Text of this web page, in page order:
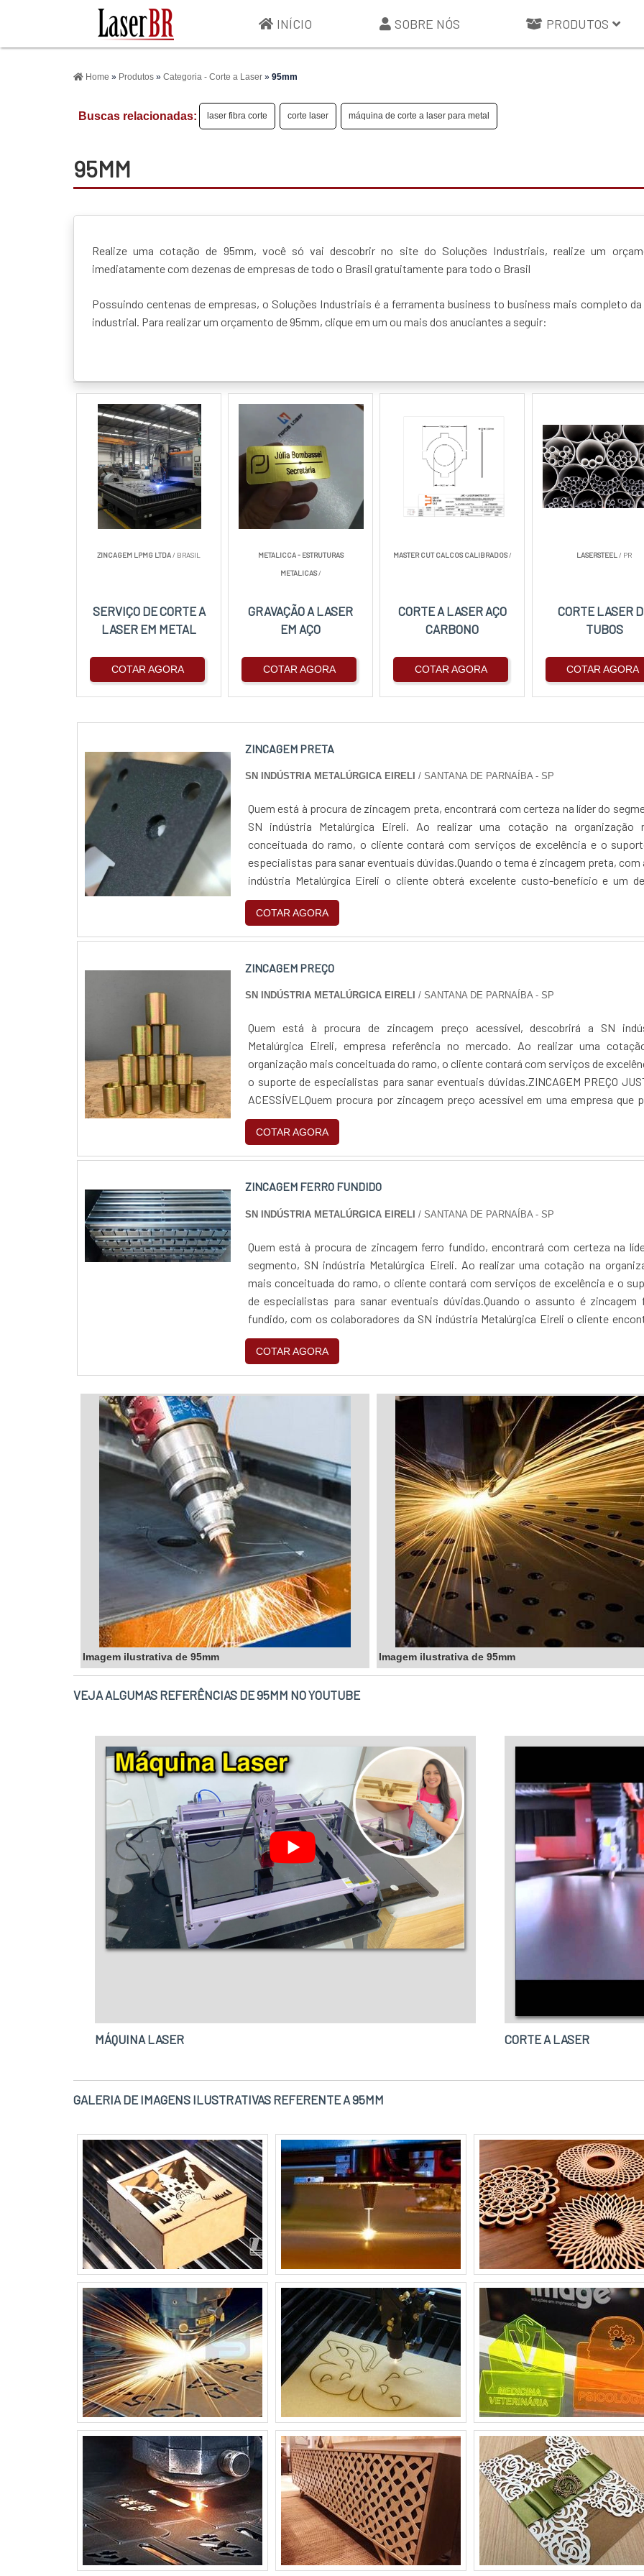
INÍCIO SOBRE NÓS PRODUTOS
>
Home » Produtos » Categoria - Corte a Laser » 95mm
Buscas relacionadas: laser fibra corte corte laser máquina de corte a laser para metal
95MM
Realize uma cotação de 95mm, você só vai descobrir no site do Soluções Industriais, realize um
imediatamente com dezenas de empresas de todo o Brasil gratuitamente para todo o Brasil
Possuindo centenas de empresas, o Soluções Industriais é a ferramenta business to business mais completo da
industrial. Para realizar um orçamento de 95mm, clique em um ou mais dos anuciantes a seguir:
ZINCAGEM LPMG LTDA/ BRASIL
SERVIÇO DE CORTE A
LASER EM METAL
COTAR AGORA
METALICCA - ESTRUTURAS
METALICAS/
GRAVAÇÃO A LASER
EM AÇO
COTAR AGORA
MASTER CUT CALCOS CALIBRADOS/
CORTE A LASER AÇO
CARBONO
COTAR AGORA
LASERSTEEL / PR
CORTE LASER
TUBOS
COTAR AGORA
ZINCAGEM PRETA
SN INDÚSTRIA METALÚRGICA EIRELI / SANTANA DE PARNAÍBA - SP
Quem está à procura de zincagem preta, encontrará com certeza na líder do
SN indústria Metalúrgica Eireli. Ao realizar uma cotação na organização
conceituada do ramo, o cliente contará com serviços de excelência e o
especialistas para sanar eventuais dúvidas.Quando o tema é zincagem preta, com
indústria Metalúrgica Eireli o cliente obterá excelente custo-benefício e um
completo de projetos, do plane...
COTAR AGORA
ZINCAGEM PREÇO
SN INDÚSTRIA METALÚRGICA EIRELI / SANTANA DE PARNAÍBA - SP
Quem está à procura de zincagem preço acessível, descobrirá a SN
Metalúrgica Eireli, empresa referência no mercado. Ao realizar uma
organização mais conceituada do ramo, o cliente contará com serviços de
o suporte de especialistas para sanar eventuais dúvidas.ZINCAGEM PREÇO
ACESSÍVELQuem procura por zincagem preço acessível em uma empresa que
pela segurança, encontra na internet a SN indús...
COTAR AGORA
ZINCAGEM FERRO FUNDIDO
SN INDÚSTRIA METALÚRGICA EIRELI / SANTANA DE PARNAÍBA - SP
Quem está à procura de zincagem ferro fundido, encontrará com certeza na
segmento, SN indústria Metalúrgica Eireli. Ao realizar uma cotação na
mais conceituada do ramo, o cliente contará com serviços de excelência e o
de especialistas para sanar eventuais dúvidas.Quando o assunto é zincagem
fundido, com os colaboradores da SN indústria Metalúrgica Eireli o cliente
ótima qualidade e um design...
COTAR AGORA
Imagem ilustrativa de 95mm Imagem ilustrativa de 95mm
VEJA ALGUMAS REFERÊNCIAS DE 95MM NO YOUTUBE
MÁQUINA LASER CORTE A LASER
GALERIA DE IMAGENS ILUSTRATIVAS REFERENTE A 95MM